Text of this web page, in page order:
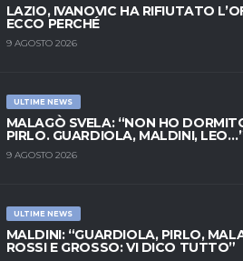
LAZIO, IVANOVIC HA RIFIUTATO
ECCO PERCHÉ
9 AGOSTO 2026
ULTIME NEWS
MALAGÒ SVELA: “NON HO
PIRLO. GUARDIOLA, MALDINI,
9 AGOSTO 2026
ULTIME NEWS
MALDINI: “GUARDIOLA, PIRLO,
ROSSI E GROSSO: VI DICO TUTTO”